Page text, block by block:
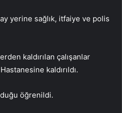
yerine sağlık, itfaiye ve polis
kaldırılan çalışanlar
kaldırıldı.
öğrenildi.